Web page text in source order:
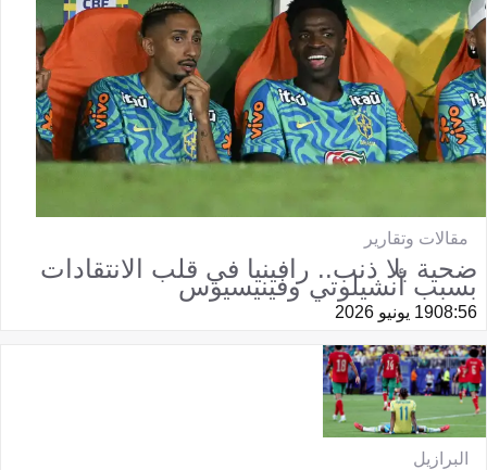
مقالات وتقارير
ضحية بلا ذنب.. رافينيا في قلب الانتقادات
بسبب أنشيلوتي وفينيسيوس
08:5619 يونيو 2026
البرازيل